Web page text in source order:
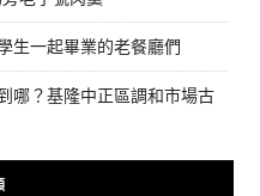
生一起畢業的老餐廳們
哪？基隆中正區調和市場古